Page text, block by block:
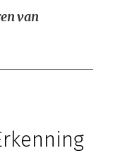
van